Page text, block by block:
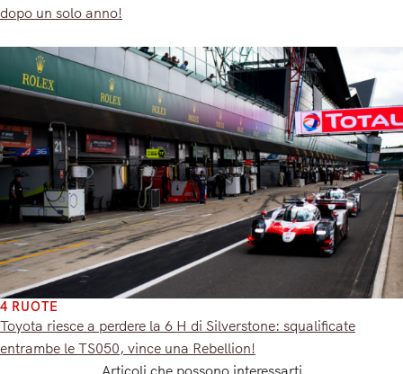
dopo un solo anno!
4 RUOTE
Toyota riesce a perdere la 6 H di Silverstone: squalificate
entrambe le TS050, vince una Rebellion!